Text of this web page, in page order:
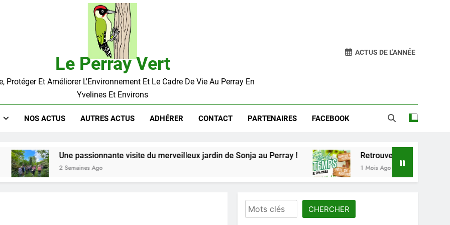
Le Perray Vert
Protéger Et Améliorer L'Environnement Et Le Cadre De Vie Au Perray En
Yvelines Et Environs
ACTUS DE L'ANNÉE
NOS ACTUS AUTRES ACTUS ADHÉRER CONTACT PARTENAIRES FACEBOOK
Une passionnante visite du merveilleux jardin de Sonja au Perray !
2 Semaines Ago
Retrouvez Le Perray Vert ce
1 Mois Ago
Rechercher CHERCHER